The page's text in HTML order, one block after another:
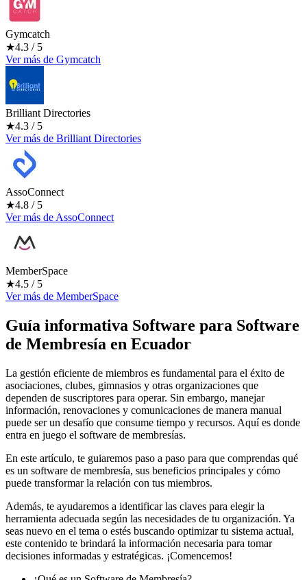
Gymcatch
★4.3 / 5
Ver más de Gymcatch
Brilliant Directories
★4.3 / 5
Ver más de Brilliant Directories
AssoConnect
★4.8 / 5
Ver más de AssoConnect
MemberSpace
★4.5 / 5
Ver más de MemberSpace
Guía informativa Software para Software
de Membresía en Ecuador
La gestión eficiente de miembros es fundamental para el éxito de
asociaciones, clubes, gimnasios y otras organizaciones que
dependen de suscriptores para operar. Sin embargo, manejar
información, renovaciones y comunicaciones de manera manual
puede ser un desafío que consume tiempo y recursos. Aquí es donde
entra en juego el software de membresías.
En este artículo, te guiaremos paso a paso para que comprendas qué
es un software de membresía, sus beneficios principales y cómo
puede transformar la relación con tus miembros.
Además, te ayudaremos a identificar las claves para elegir la
herramienta adecuada según las necesidades de tu organización. Ya
seas nuevo en el tema o estés buscando optimizar tu sistema actual,
este contenido te brindará la información necesaria para tomar
decisiones informadas y estratégicas. ¡Comencemos!